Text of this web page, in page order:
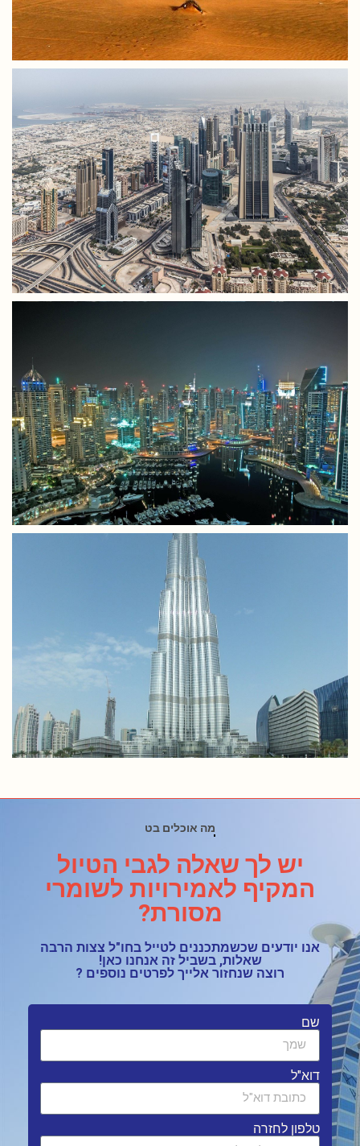
האם יש מסלולים מאתגרים ?
יש לך שאלה לגבי הטיול
המקיף לאמירויות לשומרי
מסורת?
אנו יודעים שכשמתכננים לטייל בחו"ל צצות הרבה
שאלות, בשביל זה אנחנו כאן!
רוצה שנחזור אלייך לפרטים נוספים ?
שם
דוא"ל
טלפון לחזרה